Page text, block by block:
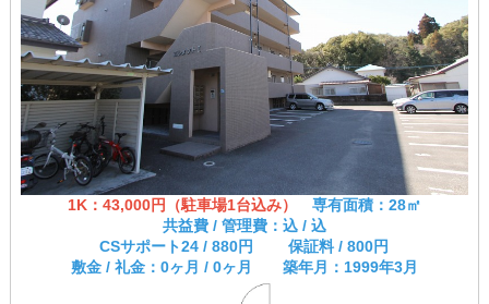
1K：43,000円（駐車場1台込み）
専有面積：28㎡
共益費 / 管理費：込 / 込
CSサポート24 / 880円 保証料 / 800円
敷金 / 礼金：0ヶ月 / 0ヶ月
築年月：1999年3月